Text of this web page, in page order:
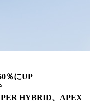
％にUP
HYBRID、APEX